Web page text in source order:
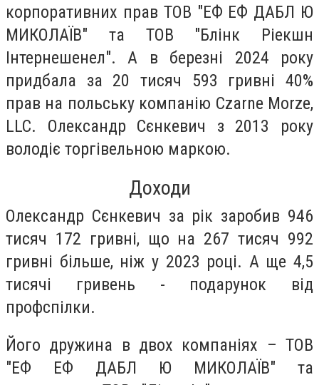
корпоративних прав ТОВ "ЕФ ЕФ ДАБЛ Ю
МИКОЛАЇВ" та ТОВ "Блінк Ріекшн
Інтернешенел". А в березні 2024 року
придбала за 20 тисяч 593 гривні 40%
прав на польську компанію Czarne Morze,
LLC. Олександр Сєнкевич з 2013 року
володіє торгівельною маркою.
Доходи
Олександр Сєнкевич за рік заробив 946
тисяч 172 гривні, що на 267 тисяч 992
гривні більше, ніж у 2023 році. А ще 4,5
тисячі гривень - подарунок від
профспілки.
Його дружина в двох компаніях – ТОВ
"ЕФ ЕФ ДАБЛ Ю МИКОЛАЇВ" та